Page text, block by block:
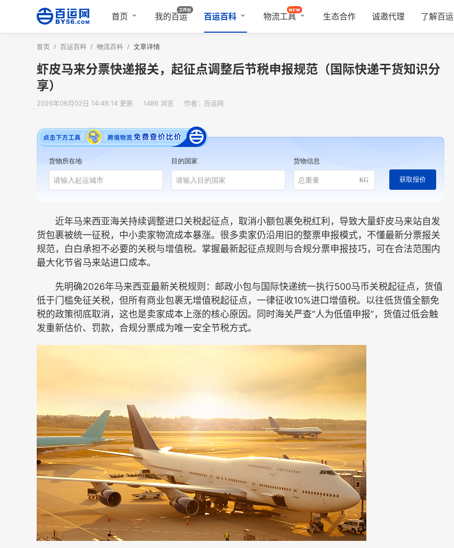
首页 我的百运 百运百科 物流工具 生态合作 诚邀代理 了解百运
首页 / 百运百科 / 物流百科 / 文章详情
虾皮马来分票快递报关，起征点调整后节税申报规范（国际快递干货知识分
享）
2026年06月02日 14:48:14 更新 1486 浏览 作者：百运网
货物所在地 目的国家 货物信息
KG 获取报价
近年马来西亚海关持续调整进口关税起征点，取消小额包裹免税红利，导致大量虾皮马来站自发
货包裹被统一征税，中小卖家物流成本暴涨。很多卖家仍沿用旧的整票申报模式，不懂最新分票报关
规范，白白承担不必要的关税与增值税。掌握最新起征点规则与合规分票申报技巧，可在合法范围内
最大化节省马来站进口成本。
先明确2026年马来西亚最新关税规则：邮政小包与国际快递统一执行500马币关税起征点，货值
低于门槛免征关税，但所有商业包裹无增值税起征点，一律征收10%进口增值税。以往低货值全额免
税的政策彻底取消，这也是卖家成本上涨的核心原因。同时海关严查“人为低值申报”，货值过低会触
发重新估价、罚款，合规分票成为唯一安全节税方式。